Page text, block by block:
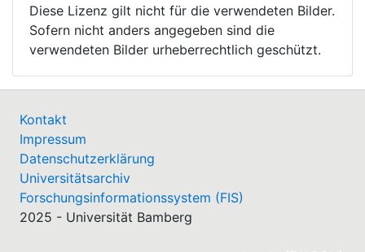
Diese Lizenz gilt nicht für die verwendeten Bilder.
Sofern nicht anders angegeben sind die
verwendeten Bilder urheberrechtlich geschützt.
Kontakt
Impressum
Datenschutzerklärung
Universitätsarchiv
Forschungsinformationssystem (FIS)
2025 - Universität Bamberg